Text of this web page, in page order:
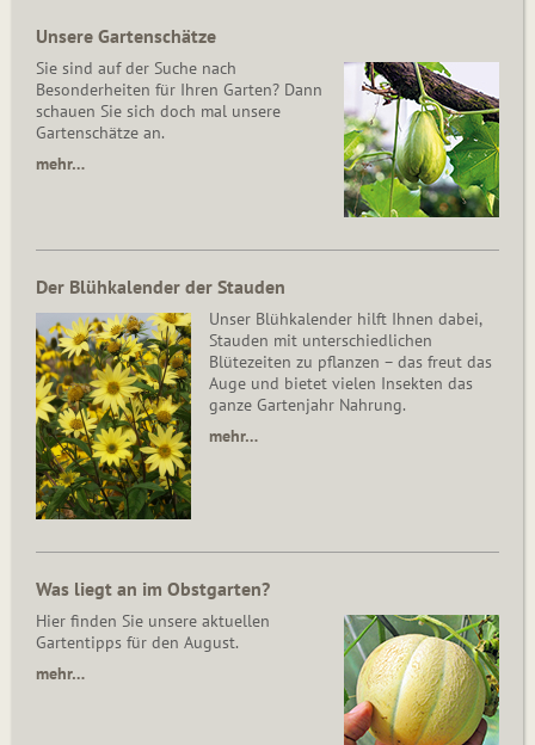
Unsere Gartenschätze
Sie sind auf der Suche nach
Besonderheiten für Ihren Garten? Dann
schauen Sie sich doch mal unsere
Gartenschätze an.
mehr…
Der Blühkalender der Stauden
Unser Blühkalender hilft Ihnen dabei,
Stauden mit unterschiedlichen
Blütezeiten zu pflanzen – das freut das
Auge und bietet vielen Insekten das
ganze Gartenjahr Nahrung.
mehr…
Was liegt an im Obstgarten?
Hier finden Sie unsere aktuellen
Gartentipps für den August.
mehr…